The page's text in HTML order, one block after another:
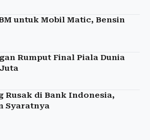
untuk Mobil Matic, Bensin
Rumput Final Piala Dunia
Rusak di Bank Indonesia,
Syaratnya